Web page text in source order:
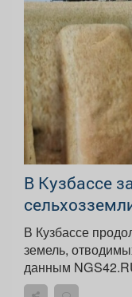
В Кузбассе
В Кузбассе
земель,
данным